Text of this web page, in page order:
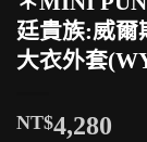
廷貴族:威爾
大衣外套
NT$4,280